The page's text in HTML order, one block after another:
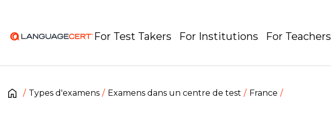
For Test Takers For Institutions For Teachers
Types d'examens Examens dans un centre de test France